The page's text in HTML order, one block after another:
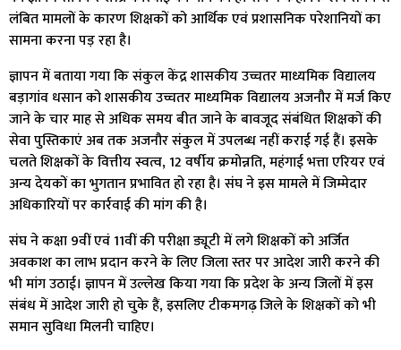
लंबित मामलों के कारण शिक्षकों को आर्थिक एवं प्रशासनिक परेशानियों का
सामना करना पड़ रहा है।
ज्ञापन में बताया गया कि संकुल केंद्र शासकीय उच्चतर माध्यमिक विद्यालय
बड़ागांव धसान को शासकीय उच्चतर माध्यमिक विद्यालय अजनौर में मर्ज किए
जाने के चार माह से अधिक समय बीत जाने के बावजूद संबंधित शिक्षकों की
सेवा पुस्तिकाएं अब तक अजनौर संकुल में उपलब्ध नहीं कराई गई हैं। इसके
चलते शिक्षकों के वित्तीय स्वत्व, 12 वर्षीय क्रमोन्नति, महंगाई भत्ता एरियर एवं
अन्य देयकों का भुगतान प्रभावित हो रहा है। संघ ने इस मामले में जिम्मेदार
अधिकारियों पर कार्रवाई की मांग की है।
संघ ने कक्षा 9वीं एवं 11वीं की परीक्षा ड्यूटी में लगे शिक्षकों को अर्जित
अवकाश का लाभ प्रदान करने के लिए जिला स्तर पर आदेश जारी करने की
भी मांग उठाई। ज्ञापन में उल्लेख किया गया कि प्रदेश के अन्य जिलों में इस
संबंध में आदेश जारी हो चुके हैं, इसलिए टीकमगढ़ जिले के शिक्षकों को भी
समान सुविधा मिलनी चाहिए।